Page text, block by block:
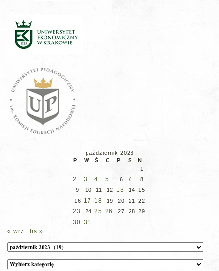
październik 2023
P
W Ś C P S
N
1
2 3 4 5 6 7
8
9
10 11 12 13 14
15
16 17 18 19 20 21 22
23 24 25 26 27 28 29
30 31
« wrz
lis »
Archiwum
Kategorie
wpisów